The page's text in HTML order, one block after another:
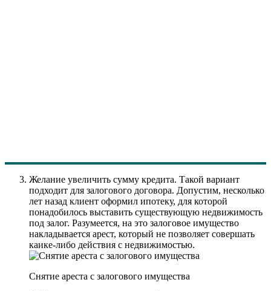
Желание увеличить сумму кредита. Такой вариант
подходит для залогового договора. Допустим, несколько
лет назад клиент оформил ипотеку, для которой
понадобилось выставить существующую недвижимость
под залог. Разумеется, на это залоговое имущество
накладывается арест, который не позволяет совершать
каике-либо действия с недвижимостью.
Снятие ареста с залогового имущества